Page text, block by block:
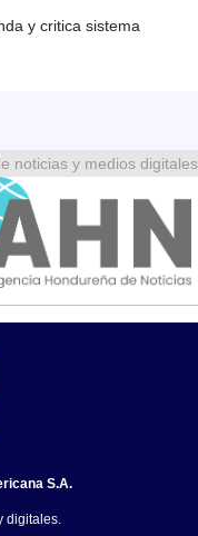
y critica sistema
noticias y medios digitales
S.A.
digitales.